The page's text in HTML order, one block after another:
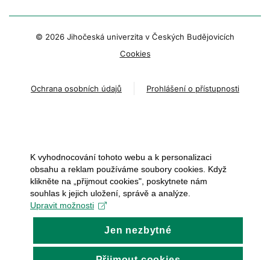
© 2026 Jihočeská univerzita v Českých Budějovicích
Cookies
Ochrana osobních údajů Prohlášení o přístupnosti
K vyhodnocování tohoto webu a k personalizaci
obsahu a reklam používáme soubory cookies. Když
klikněte na „přijmout cookies", poskytnete nám
souhlas k jejich uložení, správě a analýze.
Upravit možnosti
Jen nezbytné